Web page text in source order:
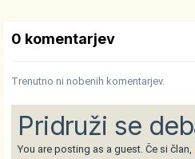
0 komentarjev
Trenutno ni nobenih komentarjev.
Pridruži se
You are posting as a guest. Če si član,